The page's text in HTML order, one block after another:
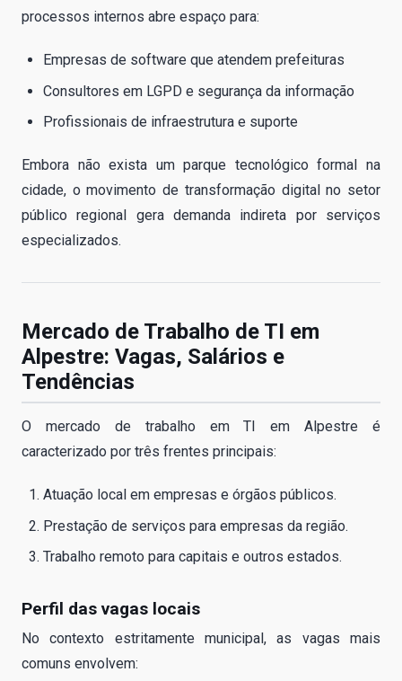
processos internos abre espaço para:
Empresas de software que atendem prefeituras
Consultores em LGPD e segurança da informação
Profissionais de infraestrutura e suporte
Embora não exista um parque tecnológico formal na
cidade, o movimento de transformação digital no setor
público regional gera demanda indireta por serviços
especializados.
Mercado de Trabalho de TI em
Alpestre: Vagas, Salários e
Tendências
O mercado de trabalho em TI em Alpestre é
caracterizado por três frentes principais:
Atuação local em empresas e órgãos públicos.
Prestação de serviços para empresas da região.
Trabalho remoto para capitais e outros estados.
Perfil das vagas locais
No contexto estritamente municipal, as vagas mais
comuns envolvem: